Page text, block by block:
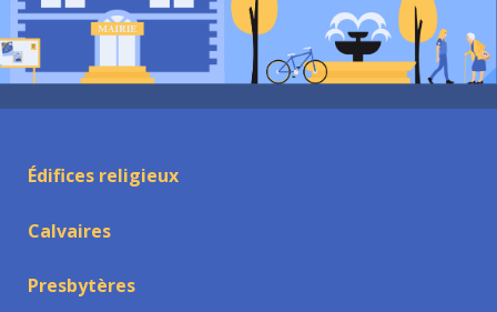
Édifices religieux
Calvaires
Presbytères